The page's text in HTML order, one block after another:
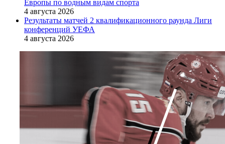
Европы по водным видам спорта
4 августа 2026
Результаты матчей 2 квалификационного раунда Лиги
конференций УЕФА
4 августа 2026